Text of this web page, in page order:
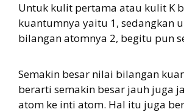
Untuk kulit pertama atau kulit K
kuantumnya yaitu 1, sedangkan
bilangan atomnya 2, begitu pun
Semakin besar nilai bilangan
berarti semakin besar jauh juga
atom ke inti atom. Hal itu juga